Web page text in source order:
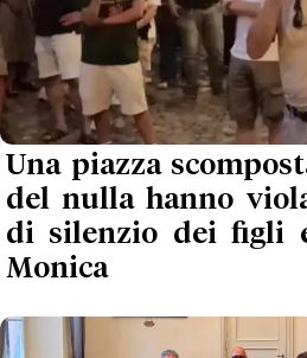
Una piazza
del nulla hanno
di silenzio dei figli
Monica